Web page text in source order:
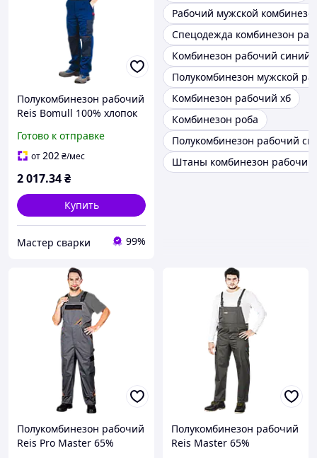
Полукомбинезон рабочий
Reis Bomull 100% хлопок
(100012993) 54
Готово к отправке
от202₴/мес
2 017.34₴
Купить
Мастер сварки 99%
Рабочий мужской
Спецодежда комбинезон
Комбинезон рабочий синий
Полукомбинезон мужской
Комбинезон рабочий хб
Комбинезон роба
Полукомбинезон рабочий
Штаны комбинезон рабочий
Полукомбинезон рабочий
Reis Pro Master 65%
Полукомбинезон рабочий
Reis Master 65%